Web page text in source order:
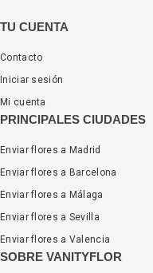
TU CUENTA
Contacto
Iniciar sesión
Mi cuenta
PRINCIPALES CIUDADES
Enviar flores a Madrid
Enviar flores a Barcelona
Enviar flores a Málaga
Enviar flores a Sevilla
Enviar flores a Valencia
SOBRE VANITYFLOR